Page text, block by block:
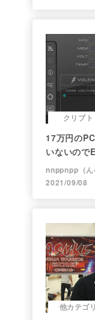
クリプト
17万円の
いないので
nnppnpp（ん
2021/09/08
他カテゴリ